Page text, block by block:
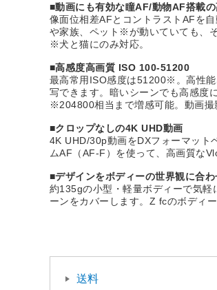
■動画にも有効な瞳AF/動物AF搭載
像面位相差AFとコントラストAFを
や家族、ペット※が動いていても、
※犬と猫にのみ対応。
■高感度高画質 ISO 100-51200
最高常用ISO感度は51200※。高性能
写できます。暗いシーンでも高感度
※204800相当まで増感可能。動画撮
■クロップなしの4K UHD動画
4K UHD/30p動画をDXフォーマット
ムAF（AF-F）を使って、高画質な
■デザインをボディーの世界観に合
約135gの小型・軽量ボディーで気
ーンをカバーします。Z fcのボディ
送料